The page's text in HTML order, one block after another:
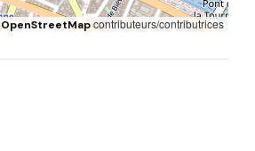
OpenStreetMapcontributeurs/contributrices